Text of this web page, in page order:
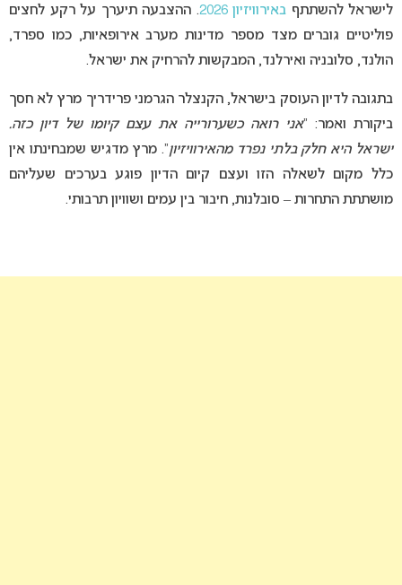
לישראל להשתתף באירוויזיון 2026
. ההצבעה תיערך על רקע לחצים
פוליטיים גוברים מצד מספר מדינות מערב אירופאיות, כמו ספרד,
הולנד, סלובניה ואירלנד, המבקשות להרחיק את ישראל.
בתגובה לדיון העוסק בישראל, הקנצלר הגרמני פרידריך מרץ לא חסך
ביקורת ואמר: “אני רואה כשערורייה את עצם קיומו של דיון כזה.
ישראל היא חלק בלתי נפרד מהאירוויזיון“. מרץ מדגיש שמבחינתו אין
כלל מקום לשאלה הזו ועצם קיום הדיון פוגע בערכים שעליהם
מושתתת התחרות – סובלנות, חיבור בין עמים ושוויון תרבותי.